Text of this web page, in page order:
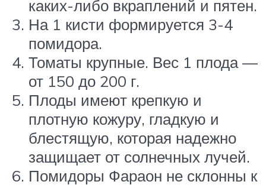
каких-либо вкраплений и пятен.
На 1 кисти формируется 3-4
помидора.
Томаты крупные. Вес 1 плода —
от 150 до 200 г.
Плоды имеют крепкую и
плотную кожуру, гладкую и
блестящую, которая надежно
защищает от солнечных лучей.
Помидоры Фараон не склонны к